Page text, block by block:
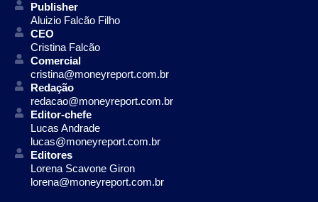
Publisher
Aluizio Falcão Filho
CEO
Cristina Falcão
Comercial
cristina@moneyreport.com.br
Redação
redacao@moneyreport.com.br
Editor-chefe
Lucas Andrade
lucas@moneyreport.com.br
Editores
Lorena Scavone Giron
lorena@moneyreport.com.br